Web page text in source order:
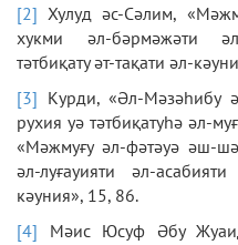
[2] Хулуд әс-Сәлим,
хукми әл-бәрмәжәти
тәтбиқату әт-тақати әл-
[3] Курди, «Әл-Мәзәһибу
рухия уә тәтбиқатуһә әл-
«Мәжмуғу әл-фәтәуә әш-
әл-луғауияти әл-
кәуния», 15, 86.
[4] Мәис Юсуф Әбу